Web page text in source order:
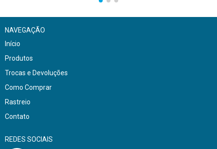
NAVEGAÇÃO
Início
Produtos
Trocas e Devoluções
Como Comprar
Rastreio
Contato
REDES SOCIAIS